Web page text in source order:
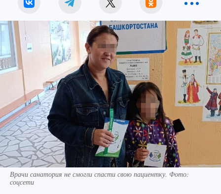
Врачи санатория не смогли спасти свою пациентку. Фото:
соцсети